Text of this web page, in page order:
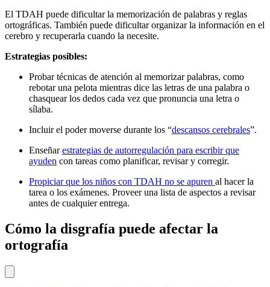
El TDAH puede dificultar la memorización de palabras y reglas
ortográficas. También puede dificultar organizar la información en el
cerebro y recuperarla cuando la necesite.
Estrategias posibles:
Probar técnicas de atención al memorizar palabras, como
rebotar una pelota mientras dice las letras de una palabra o
chasquear los dedos cada vez que pronuncia una letra o
sílaba.
Incluir el poder moverse durante los “descansos cerebrales”.
Enseñarestrategias de autorregulación para escribir que
ayuden con tareas como planificar, revisar y corregir.
Propiciar que los niños con TDAH no se apuren al hacer la
tarea o los exámenes. Proveer una lista de aspectos a revisar
antes de cualquier entrega.
Cómo la disgrafía puede afectar la
ortografía